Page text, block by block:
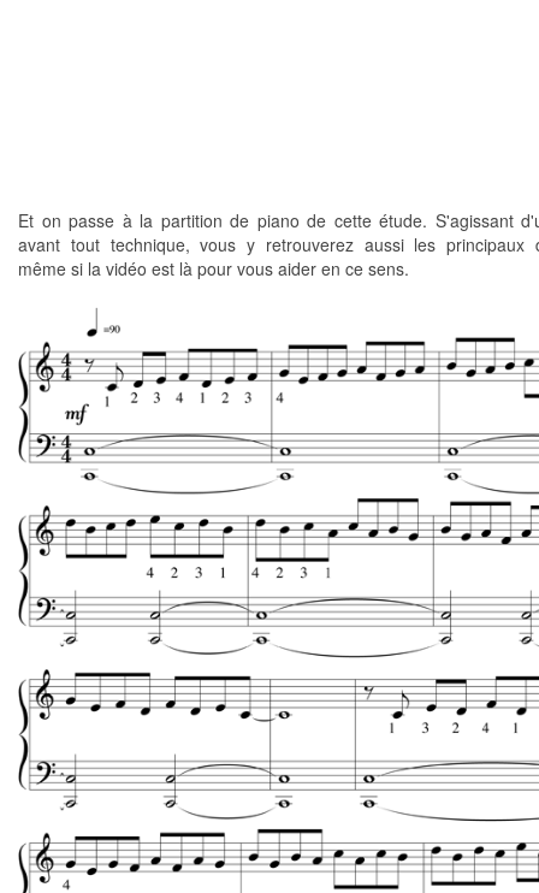
Et on passe à la partition de piano de cette étude. S'agissant
avant tout technique, vous y retrouverez aussi les principaux
même si la vidéo est là pour vous aider en ce sens.